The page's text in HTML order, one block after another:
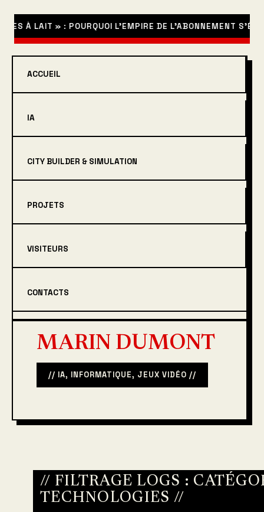
LAIT » : POURQUOI L’EMPIRE DE L’ABONNEMENT S’ÉCROULE
ACCUEIL
IA
CITY BUILDER & SIMULATION
PROJETS
VISITEURS
CONTACTS
MARIN DUMONT
// IA, INFORMATIQUE, JEUX VIDÉO //
// FILTRAGE LOGS :
TECHNOLOGIES //